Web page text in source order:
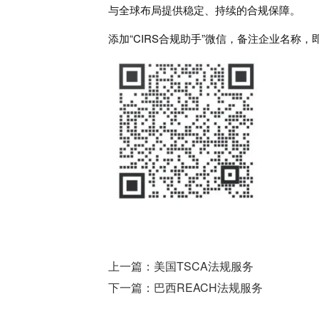
与全球布局提供稳定、持续的合规保障。
添加“CIRS合规助手”微信，备注企业名称，
上一篇： 美国TSCA法规服务
下一篇： 巴西REACH法规服务